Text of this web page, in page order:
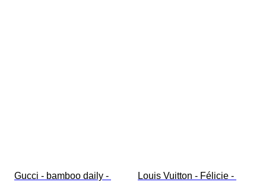
Gucci - bamboo daily -
Louis Vuitton - Félicie -